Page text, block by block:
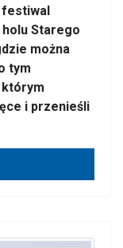
festiwal
Starego
można
tym
którym
i przenieśli